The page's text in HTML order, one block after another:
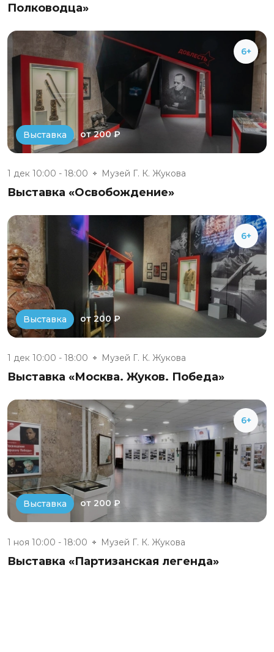
Полководца»
6+
Выставка от 200 ₽
1 дек 10:00 - 18:00 Музей Г. К. Жукова
Выставка «Освобождение»
6+
Выставка от 200 ₽
1 дек 10:00 - 18:00 Музей Г. К. Жукова
Выставка «Москва. Жуков. Победа»
6+
Выставка от 200 ₽
1 ноя 10:00 - 18:00 Музей Г. К. Жукова
Выставка «Партизанская легенда»